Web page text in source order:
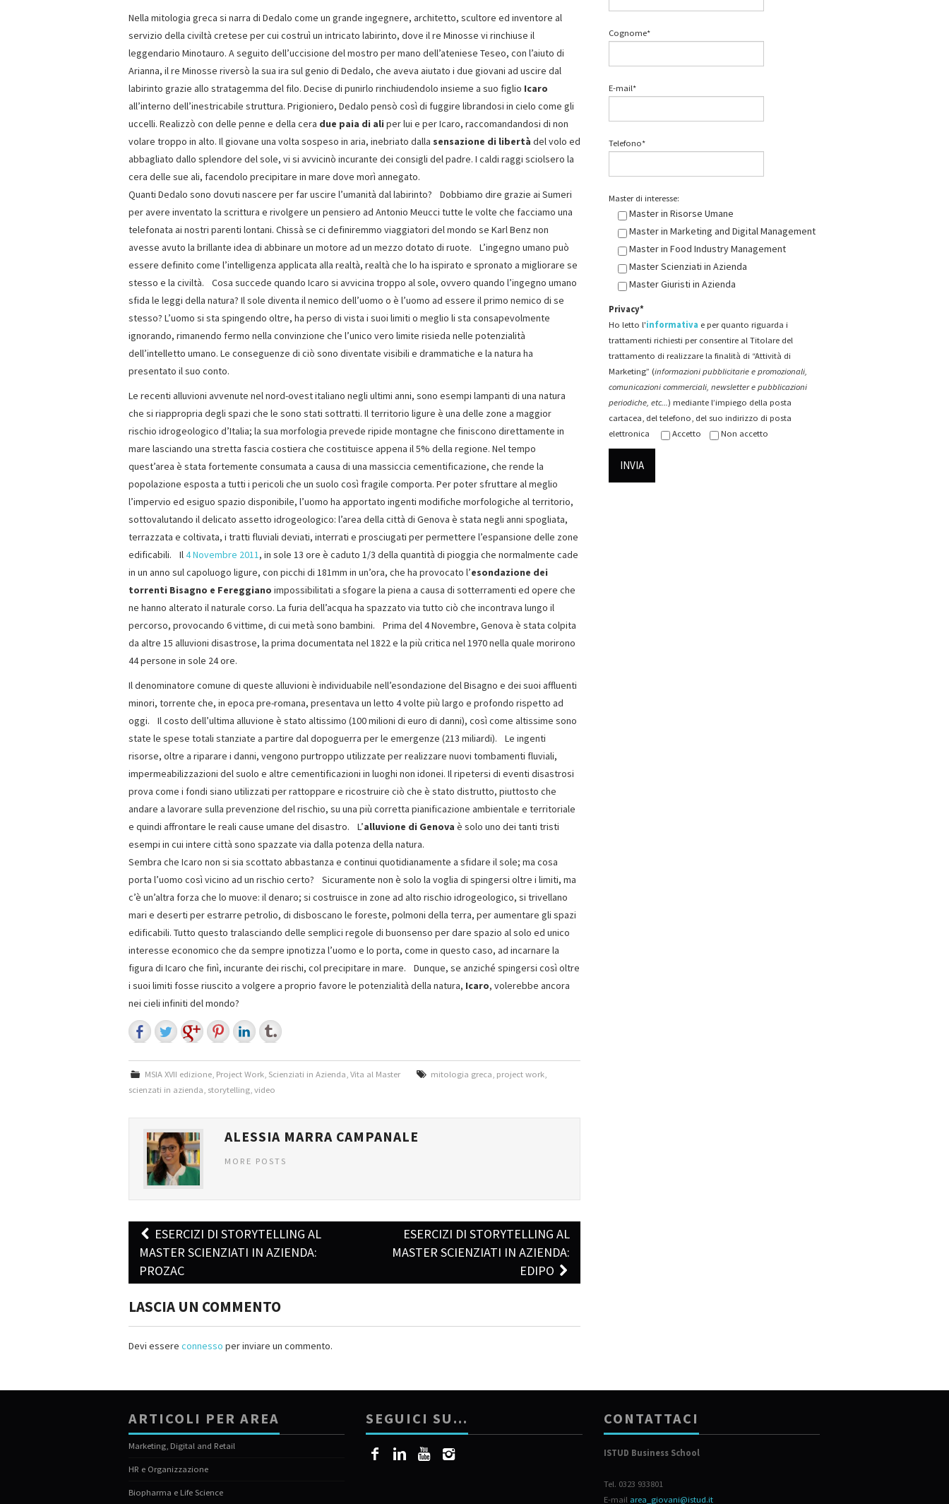
Nella mitologia greca si narra di Dedalo come un grande ingegnere, architetto, scultore ed inventore al
servizio della civiltà cretese per cui costruì un intricato labirinto, dove il re Minosse vi rinchiuse il
leggendario Minotauro. A seguito dell’uccisione del mostro per mano dell’ateniese Teseo, con l’aiuto di
Arianna, il re Minosse riversò la sua ira sul genio di Dedalo, che aveva aiutato i due giovani ad uscire dal
labirinto grazie allo stratagemma del filo. Decise di punirlo rinchiudendolo insieme a suo figlio Icaro
all’interno dell’inestricabile struttura. Prigioniero, Dedalo pensò così di fuggire librandosi in cielo come gli
uccelli. Realizzò con delle penne e della cera due paia di ali per lui e per Icaro, raccomandandosi di non
volare troppo in alto. Il giovane una volta sospeso in aria, inebriato dalla sensazione di libertà del volo ed
abbagliato dallo splendore del sole, vi si avvicinò incurante dei consigli del padre. I caldi raggi sciolsero la
cera delle sue ali, facendolo precipitare in mare dove morì annegato.
Quanti Dedalo sono dovuti nascere per far uscire l’umanità dal labirinto? Dobbiamo dire grazie ai Sumeri
per avere inventato la scrittura e rivolgere un pensiero ad Antonio Meucci tutte le volte che facciamo una
telefonata ai nostri parenti lontani. Chissà se ci definiremmo viaggiatori del mondo se Karl Benz non
avesse avuto la brillante idea di abbinare un motore ad un mezzo dotato di ruote. L’ingegno umano può
essere definito come l’intelligenza applicata alla realtà, realtà che lo ha ispirato e spronato a migliorare se
stesso e la civiltà. Cosa succede quando Icaro si avvicina troppo al sole, ovvero quando l’ingegno umano
sfida le leggi della natura? Il sole diventa il nemico dell’uomo o è l’uomo ad essere il primo nemico di se
stesso? L’uomo si sta spingendo oltre, ha perso di vista i suoi limiti o meglio li sta consapevolmente
ignorando, rimanendo fermo nella convinzione che l’unico vero limite risieda nelle potenzialità
dell’intelletto umano. Le conseguenze di ciò sono diventate visibili e drammatiche e la natura ha
presentato il suo conto.
Le recenti alluvioni avvenute nel nord-ovest italiano negli ultimi anni, sono esempi lampanti di una natura
che si riappropria degli spazi che le sono stati sottratti. Il territorio ligure è una delle zone a maggior
rischio idrogeologico d’Italia; la sua morfologia prevede ripide montagne che finiscono direttamente in
mare lasciando una stretta fascia costiera che costituisce appena il 5% della regione. Nel tempo
quest’area è stata fortemente consumata a causa di una massiccia cementificazione, che rende la
popolazione esposta a tutti i pericoli che un suolo così fragile comporta. Per poter sfruttare al meglio
l’impervio ed esiguo spazio disponibile, l’uomo ha apportato ingenti modifiche morfologiche al territorio,
sottovalutando il delicato assetto idrogeologico: l’area della città di Genova è stata negli anni spogliata,
terrazzata e coltivata, i tratti fluviali deviati, interrati e prosciugati per permettere l’espansione delle zone
edificabili. Il4 Novembre 2011, in sole 13 ore è caduto 1/3 della quantità di pioggia che normalmente cade
in un anno sul capoluogo ligure, con picchi di 181mm in un’ora, che ha provocato l’esondazione dei
torrenti Bisagno e Fereggiano impossibilitati a sfogare la piena a causa di sotterramenti ed opere che
ne hanno alterato il naturale corso. La furia dell’acqua ha spazzato via tutto ciò che incontrava lungo il
percorso, provocando 6 vittime, di cui metà sono bambini. Prima del 4 Novembre, Genova è stata colpita
da altre 15 alluvioni disastrose, la prima documentata nel 1822 e la più critica nel 1970 nella quale morirono
44 persone in sole 24 ore.
Il denominatore comune di queste alluvioni è individuabile nell’esondazione del Bisagno e dei suoi affluenti
minori, torrente che, in epoca pre-romana, presentava un letto 4 volte più largo e profondo rispetto ad
oggi. Il costo dell’ultima alluvione è stato altissimo (100 milioni di euro di danni), così come altissime sono
state le spese totali stanziate a partire dal dopoguerra per le emergenze (213 miliardi). Le ingenti
risorse, oltre a riparare i danni, vengono purtroppo utilizzate per realizzare nuovi tombamenti fluviali,
impermeabilizzazioni del suolo e altre cementificazioni in luoghi non idonei. Il ripetersi di eventi disastrosi
prova come i fondi siano utilizzati per rattoppare e ricostruire ciò che è stato distrutto, piuttosto che
andare a lavorare sulla prevenzione del rischio, su una più corretta pianificazione ambientale e territoriale
e quindi affrontare le reali cause umane del disastro. L’alluvione di Genova è solo uno dei tanti tristi
esempi in cui intere città sono spazzate via dalla potenza della natura.
Sembra che Icaro non si sia scottato abbastanza e continui quotidianamente a sfidare il sole; ma cosa
porta l’uomo così vicino ad un rischio certo? Sicuramente non è solo la voglia di spingersi oltre i limiti, ma
c’è un’altra forza che lo muove: il denaro; si costruisce in zone ad alto rischio idrogeologico, si trivellano
mari e deserti per estrarre petrolio, di disboscano le foreste, polmoni della terra, per aumentare gli spazi
edificabili. Tutto questo tralasciando delle semplici regole di buonsenso per dare spazio al solo ed unico
interesse economico che da sempre ipnotizza l’uomo e lo porta, come in questo caso, ad incarnare la
figura di Icaro che finì, incurante dei rischi, col precipitare in mare. Dunque, se anziché spingersi così oltre
i suoi limiti fosse riuscito a volgere a proprio favore le potenzialità della natura, Icaro, volerebbe ancora
nei cieli infiniti del mondo?
MSIA XVII edizione, Project Work, Scienziati in Azienda,Vita al Master mitologia greca, project work,
scienzati in azienda, storytelling, video
ALESSIA MARRA CAMPANALE
MORE POSTS
Post navigation
ESERCIZI DI STORYTELLING AL
MASTER SCIENZIATI IN AZIENDA:
PROZAC
ESERCIZI DI STORYTELLING AL
MASTER SCIENZIATI IN AZIENDA:
EDIPO
LASCIA UN COMMENTO
Devi essere connesso per inviare un commento.
Cognome*
E-mail*
Telefono*
Master di interesse:
Master in Risorse Umane
Master in Marketing and Digital Management
Master in Food Industry Management
Master Scienziati in Azienda
Master Giuristi in Azienda
Privacy*
Ho letto l'informativa e per quanto riguarda i
trattamenti richiesti per consentire al Titolare del
trattamento di realizzare la finalità di “Attività di
Marketing” (informazioni pubblicitarie e promozionali,
comunicazioni commerciali, newsletter e pubblicazioni
periodiche, etc...) mediante l’impiego della posta
cartacea, del telefono, del suo indirizzo di posta
elettronica
Accetto Non accetto
ARTICOLI PER AREA
Marketing, Digital and Retail
HR e Organizzazione
Biopharma e Life Science
SEGUICI SU… CONTATTACI
ISTUD Business School
Tel. 0323 933801
E-mail area_giovani@istud.it